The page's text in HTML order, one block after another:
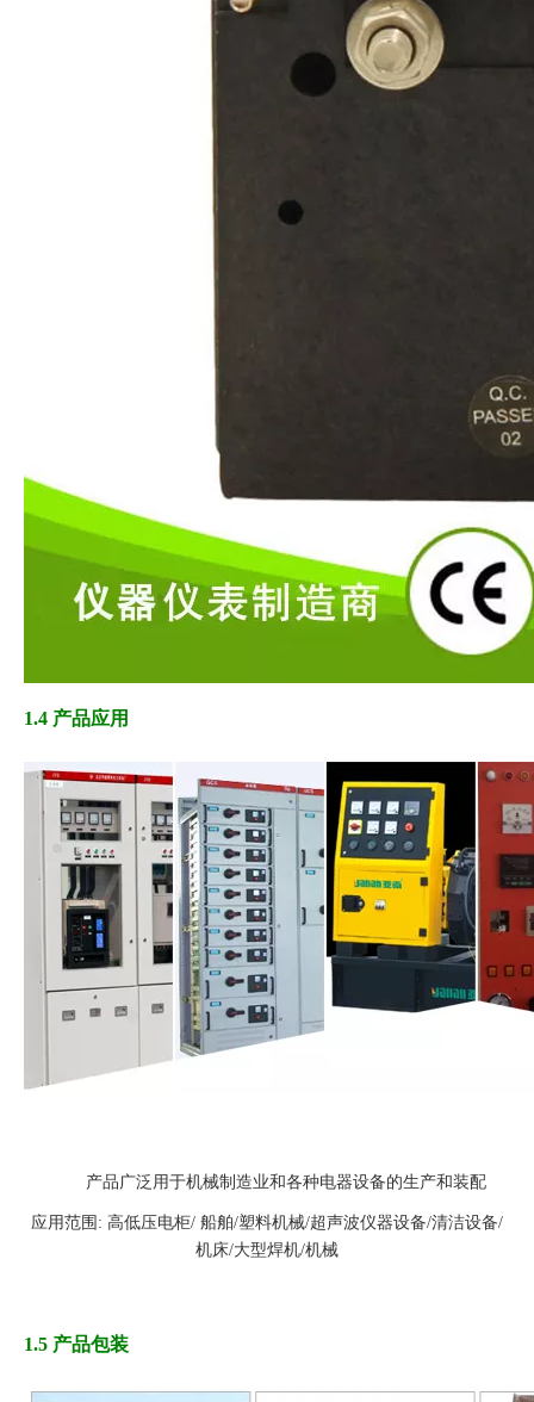
1.4 产品应用
产品广泛用于机械制造业和各种电器设备的生产和装配
应用范围: 高低压电柜/ 船舶/塑料机械/超声波仪器设备/清洁设备/
机床/大型焊机/机械
1.5 产品包装